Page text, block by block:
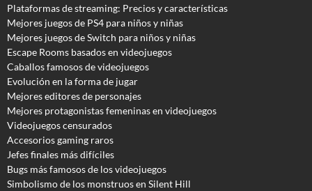
Plataformas de streaming: Precios y características
Mejores juegos de PS4 para niños y niñas
Mejores juegos de Switch para niños y niñas
Escape Rooms basados en videojuegos
Caballos famosos de videojuegos
Evolución en la forma de jugar
Mejores editores de personajes
Mejores protagonistas femeninas en videojuegos
Videojuegos censurados
Accesorios gaming raros
Jefes finales más difíciles
Bugs más famosos de los videojuegos
Simbolismo de los monstruos en Silent Hill